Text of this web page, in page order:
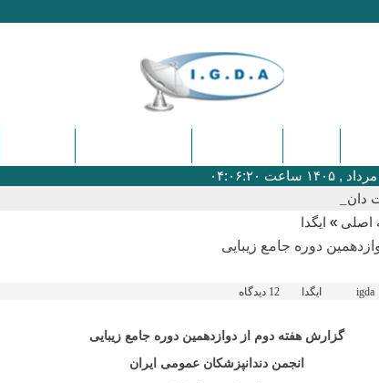
دانشجویی هفده_
اصلی » ایگدا
دوره جامع زیبایی
igda ایگدا 12 دیدگاه
گزارش هفته دوم از دوازدهمین دوره جامع زیبایی
انجمن دندانپزشکان عمومی ایران